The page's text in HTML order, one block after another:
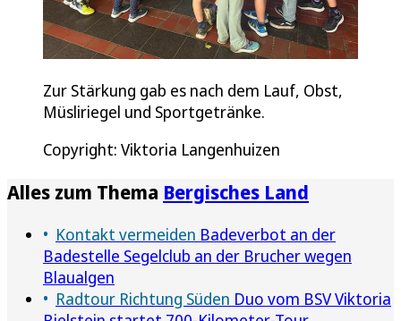
Zur Stärkung gab es nach dem Lauf, Obst,
Müsliriegel und Sportgetränke.
Copyright: Viktoria Langenhuizen
Alles zum Thema Bergisches Land
Kontakt vermeiden Badeverbot an der
Badestelle Segelclub an der Brucher wegen
Blaualgen
Radtour Richtung Süden Duo vom BSV Viktoria